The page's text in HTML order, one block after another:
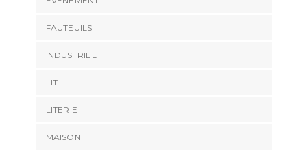
FAUTEUILS
INDUSTRIEL
LIT
LITERIE
MAISON